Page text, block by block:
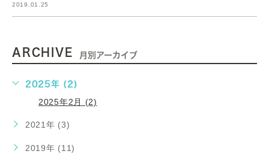
2019.01.25
ARCHIVE 月別アーカイブ
2025年 (2)
2025年2月 (2)
2021年 (3)
2019年 (11)